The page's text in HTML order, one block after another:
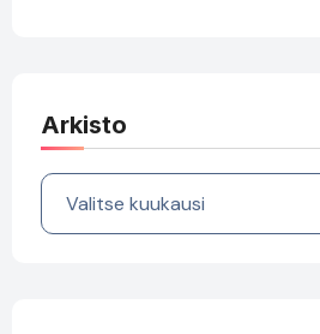
Arkisto
Arkisto